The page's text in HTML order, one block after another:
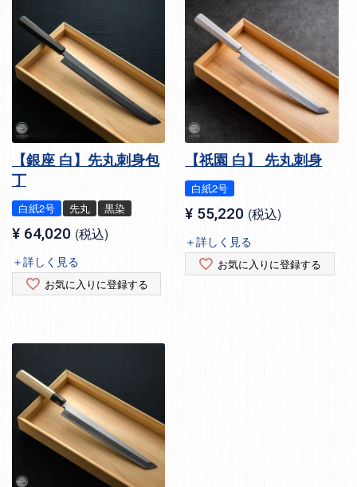
【銀座 白】先丸刺身包
丁
白紙2号 先丸 黒染
¥ 64,020 税込
＋詳しく見る
お気に入りに登録する
【祇園 白】 先丸刺身
白紙2号
¥ 55,220 税込
＋詳しく見る
お気に入りに登録する